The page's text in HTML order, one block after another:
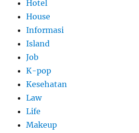
Hotel
House
Informasi
Island
Job
K-pop
Kesehatan
Law
Life
Makeup